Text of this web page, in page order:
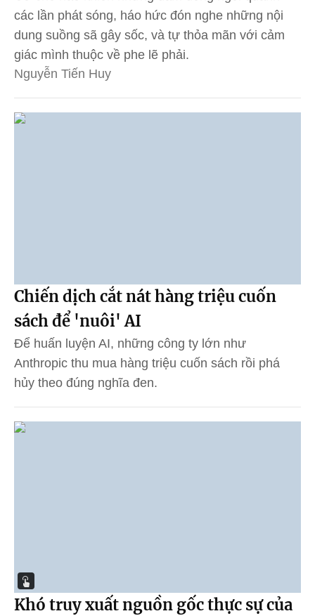
các lần phát sóng, háo hức đón nghe những nội
dung suồng sã gây sốc, và tự thỏa mãn với cảm
giác mình thuộc về phe lẽ phải.
Nguyễn Tiến Huy
Chiến dịch cắt nát hàng triệu cuốn
sách để 'nuôi' AI
Để huấn luyện AI, những công ty lớn như
Anthropic thu mua hàng triệu cuốn sách rồi phá
hủy theo đúng nghĩa đen.
Khó truy xuất nguồn gốc thực sự của